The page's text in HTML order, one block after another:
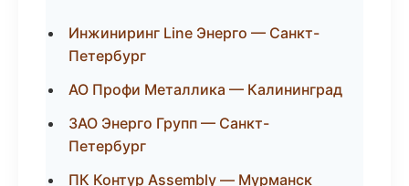
Инжиниринг Line Энерго — Санкт-
Петербург
АО Профи Металлика — Калининград
ЗАО Энерго Групп — Санкт-
Петербург
ПК Контур Assembly — Мурманск